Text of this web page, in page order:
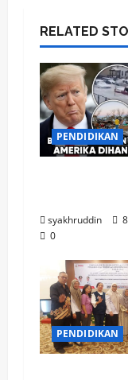
RELATED
PENDIDIKAN
syakhruddin
0
PENDIDIKAN